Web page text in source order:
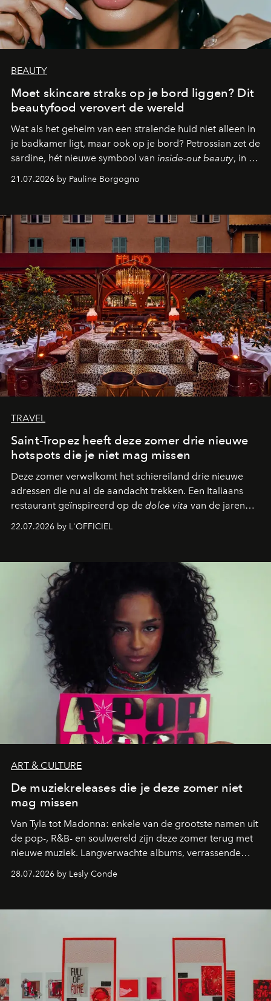
BEAUTY
Moet skincare straks op je bord liggen? Dit
beautyfood verovert de wereld
Wat als het geheim van een stralende huid niet alleen in
je badkamer ligt, maar ook op je bord? Petrossian zet de
sardine, hét nieuwe symbool van inside-out beauty, in de
21.07.2026 by Pauline Borgogno
TRAVEL
Saint-Tropez heeft deze zomer drie nieuwe
hotspots die je niet mag missen
Deze zomer verwelkomt het schiereiland drie nieuwe
adressen die nu al de aandacht trekken. Een Italiaans
restaurant geïnspireerd op de dolce vita van de jaren
verandert in een bruisende ontmoetingsplek en de
neerstrijkt in Saint-Tropez. Dit zijn de nieuwe adressen
die deze zomer de toon zetten, van lange lunches tot
zwoele nachten.
22.07.2026 by L'OFFICIEL
ART & CULTURE
De muziekreleases die je deze zomer niet
mag missen
Van Tyla tot Madonna: enkele van de grootste namen uit
de pop-, R&B- en soulwereld zijn deze zomer terug met
nieuwe muziek. Langverwachte albums, verrassende
de releases die je niet mag missen.
28.07.2026 by Lesly Conde